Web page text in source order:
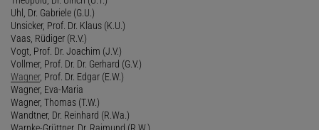
Uhl, Dr. Gabriele (G.U.)
Unsicker, Prof. Dr. Klaus (K.U.)
Vaas, Rüdiger (R.V.)
Vogt, Prof. Dr. Joachim (J.V.)
Vollmer, Prof. Dr. Dr. Gerhard (G.V.)
Wagner, Prof. Dr. Edgar (E.W.)
Wagner, Eva-Maria
Wagner, Thomas (T.W.)
Wandtner, Dr. Reinhard (R.Wa.)